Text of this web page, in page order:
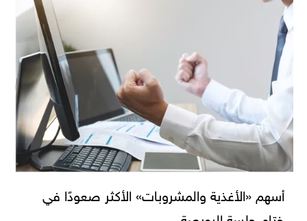
أسهم «الأغذية والمشروبات» الأكثر صعودًا في